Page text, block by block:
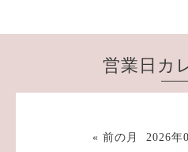
営業日カ
« 前の月 2026年